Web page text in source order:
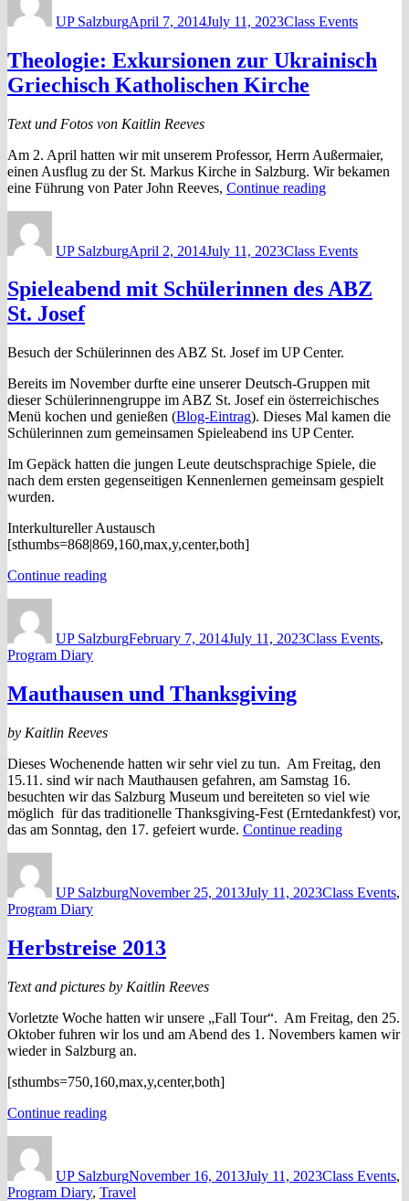
UP SalzburgApril 7, 2014July 11, 2023Class Events
Theologie: Exkursionen zur Ukrainisch
Griechisch Katholischen Kirche
Text und Fotos von Kaitlin Reeves
Am 2. April hatten wir mit unserem Professor, Herrn Außermaier,
einen Ausflug zu der St. Markus Kirche in Salzburg. Wir bekamen
eine Führung von Pater John Reeves, Continue reading“Theologie:
Griechisch
Kirche”
UP SalzburgApril 2, 2014July 11, 2023Class Events
Spieleabend mit Schülerinnen des ABZ
St. Josef
Besuch der Schülerinnen des ABZ St. Josef im UP Center.
Bereits im November durfte eine unserer Deutsch-Gruppen mit
dieser Schülerinnengruppe im ABZ St. Josef ein österreichisches
Menü kochen und genießen (Blog-Eintrag). Dieses Mal kamen die
Schülerinnen zum gemeinsamen Spieleabend ins UP Center.
Im Gepäck hatten die jungen Leute deutschsprachige Spiele, die
nach dem ersten gegenseitigen Kennenlernen gemeinsam gespielt
wurden.
Interkultureller Austausch
[sthumbs=868|869,160,max,y,center,both]
Continue reading“Spieleabend
ABZ
UP SalzburgFebruary 7, 2014July 11, 2023Class Events,
Program Diary
Mauthausen und Thanksgiving
by Kaitlin Reeves
Dieses Wochenende hatten wir sehr viel zu tun. Am Freitag, den
15.11. sind wir nach Mauthausen gefahren, am Samstag 16.
besuchten wir das Salzburg Museum und bereiteten so viel wie
möglich für das traditionelle Thanksgiving-Fest (Erntedankfest) vor,
das am Sonntag, den 17. gefeiert wurde. Continue reading
UP SalzburgNovember 25, 2013July 11, 2023Class Events,
Program Diary
Herbstreise 2013
Text and pictures by Kaitlin Reeves
Vorletzte Woche hatten wir unsere „Fall Tour“. Am Freitag, den 25.
Oktober fuhren wir los und am Abend des 1. Novembers kamen wir
wieder in Salzburg an.
[sthumbs=750,160,max,y,center,both]
Continue reading“Herbstreise
UP SalzburgNovember 16, 2013July 11, 2023Class Events,
Program Diary, Travel